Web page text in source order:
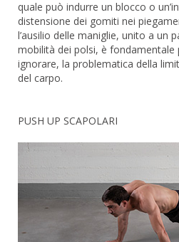
quale può indurre un blocco o
distensione dei gomiti nei
l’ausilio delle maniglie, unito a un
mobilità dei polsi, è fondamentale
ignorare, la problematica della
del carpo.
PUSH UP SCAPOLARI